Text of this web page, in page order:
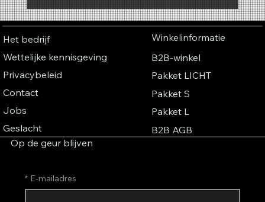
Waarom geuren een geluid hebben – De
fascinerende connectie tussen parfum,
Het bedrijf
Wettelijke kennisgeving
Privacybeleid
Contact
Jobs
Geslacht
Winkelinformatie
B2B-winkel
Pakket LICHT
Pakket S
Pakket L
B2B AGB
Op de geur blijven
* E-mailadres